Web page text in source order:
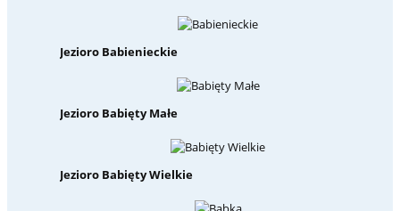
Jezioro Babienieckie
Jezioro Babięty Małe
Jezioro Babięty Wielkie